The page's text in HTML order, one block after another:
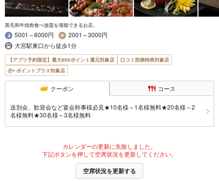
黒毛和牛焼肉食べ放題を堪能できるお店。
5001～6000円
2001～3000円
大宮駅東口から徒歩1分
【アプリ予約限定】最大800ポイント還元対象店
口コミ投稿特典対象店
ポイントプラス対象店
クーポン コース
送別会、歓迎会など宴会幹事様必見★10名様～1名様無料★20名様～2
名様無料★30名様～3名様無料
カレンダーの更新に失敗しました。
下記ボタンを押して空席状況を更新してください。
空席状況を更新する